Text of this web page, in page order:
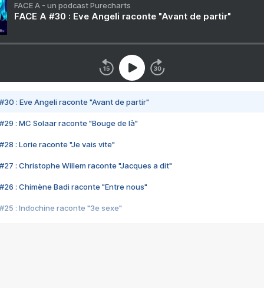
FACE A - un podcast Purecharts
FACE A #30 : Eve Angeli raconte "Avant de partir"
#30 : Eve Angeli raconte "Avant de partir"
#29 : MC Solaar raconte "Bouge de là"
#28 : Lorie raconte "Je vais vite"
#27 : Christophe Willem raconte "Jacques a dit"
#26 : Chimène Badi raconte "Entre nous"
#25 : Indochine raconte "3e sexe"